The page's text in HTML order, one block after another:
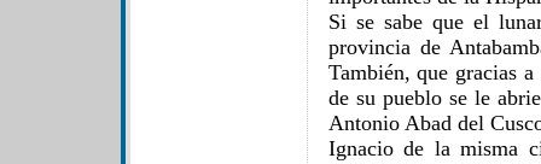
Si se sabe que el
provincia de
También, que gracias
de su pueblo se le
Antonio Abad del
Ignacio de la misma